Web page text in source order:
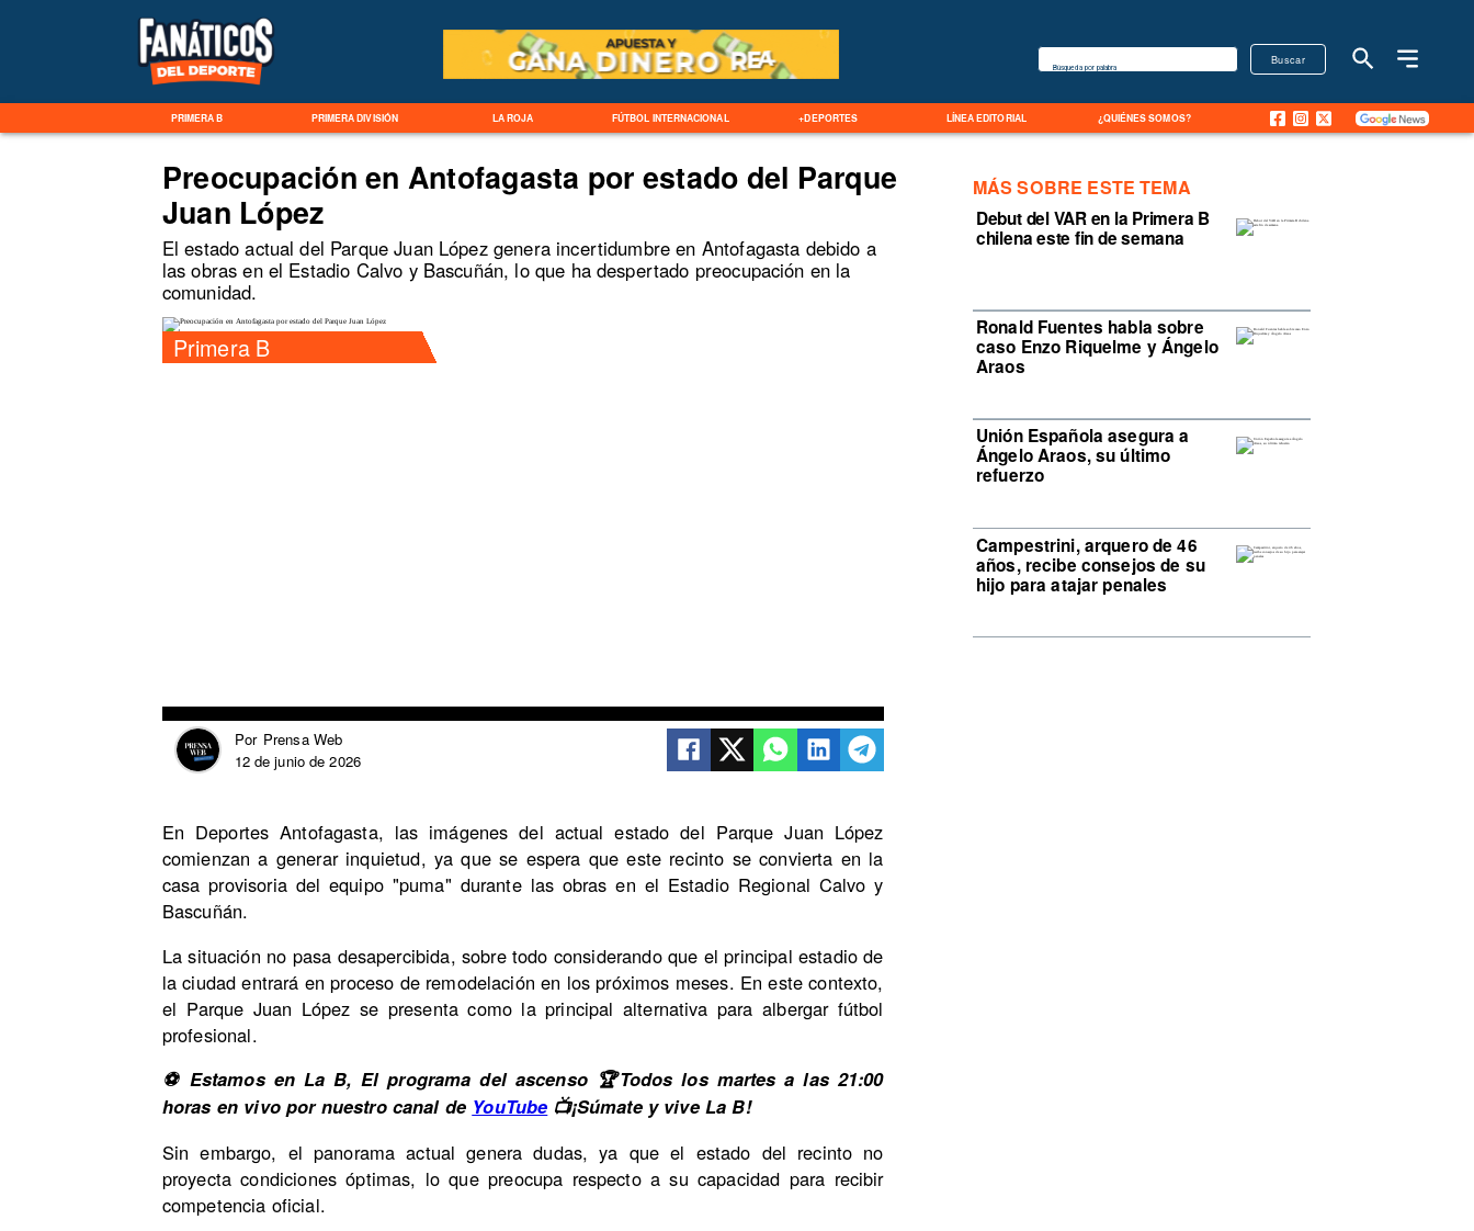
PRIMERA B PRIMERA DIVISIÓN LA ROJA FÚTBOL INTERNACIONAL +DEPORTES LÍNEA EDITORIAL ¿QUIÉNES SOMOS?
Buscar
Búsqueda por palabra
Primera B
Prensa Web
Por
12 de junio de 2026
Debut del VAR en la Primera B
chilena este fin de semana
Ronald Fuentes habla sobre
caso Enzo Riquelme y Ángelo
Araos
Unión Española asegura a
Ángelo Araos, su último
refuerzo
Campestrini, arquero de 46
años, recibe consejos de su
hijo para atajar penales
MÁS SOBRE ESTE TEMA
Preocupación en Antofagasta por estado del Parque
Juan López
El estado actual del Parque Juan López genera incertidumbre en Antofagasta debido a
las obras en el Estadio Calvo y Bascuñán, lo que ha despertado preocupación en la
comunidad.
En Deportes Antofagasta, las imágenes del actual estado del Parque Juan López
comienzan a generar inquietud, ya que se espera que este recinto se convierta en la
casa provisoria del equipo "puma" durante las obras en el Estadio Regional Calvo y
Bascuñán.
La situación no pasa desapercibida, sobre todo considerando que el principal estadio de
la ciudad entrará en proceso de remodelación en los próximos meses. En este contexto,
el Parque Juan López se presenta como la principal alternativa para albergar fútbol
profesional.
⚽ Estamos en La B, El programa del ascenso 🏆Todos los martes a las 21:00
horas en vivo por nuestro canal de YouTube 📺¡Súmate y vive La B!
Sin embargo, el panorama actual genera dudas, ya que el estado del recinto no
proyecta condiciones óptimas, lo que preocupa respecto a su capacidad para recibir
competencia oficial.